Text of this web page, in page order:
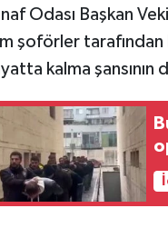
Odası Başkan
şoförler
kalma